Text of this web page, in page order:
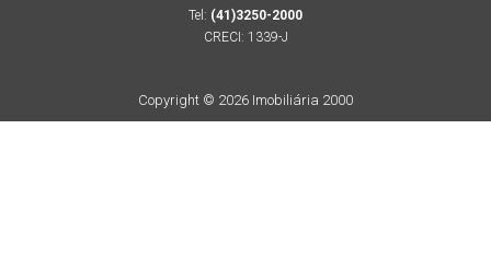
Tel: (41)3250-2000
CRECI: 1339-J
Copyright © 2026 Imobiliária 2000